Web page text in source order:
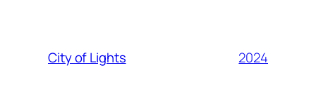
City of Lights 2024